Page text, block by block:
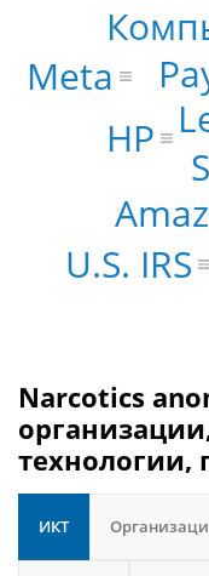
HP
U.S. IRS
Meta
Narcotics
технологии,
ИКТ